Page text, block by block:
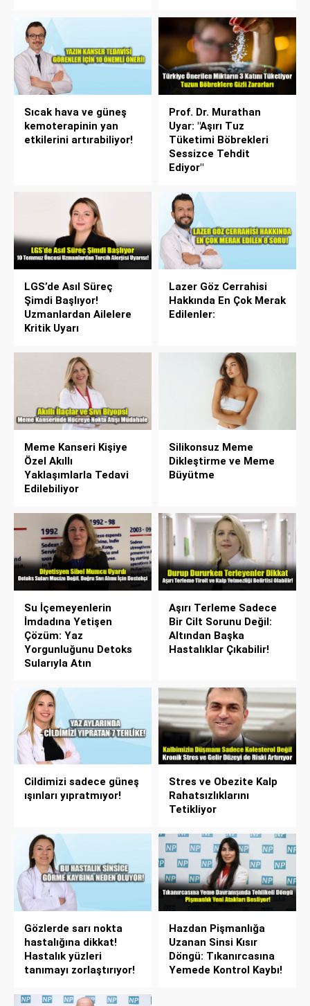
Sıcak hava ve güneş
kemoterapinin yan
etkilerini artırabiliyor!
Prof. Dr. Murathan
Uyar: "Aşırı Tuz
Tüketimi Böbrekleri
Sessizce Tehdit
Ediyor"
LGS’de Asıl Süreç
Şimdi Başlıyor!
Uzmanlardan Ailelere
Kritik Uyarı
Lazer Göz Cerrahisi
Hakkında En Çok Merak
Edilenler:
Meme Kanseri Kişiye
Özel Akıllı
Yaklaşımlarla Tedavi
Edilebiliyor
Silikonsuz Meme
Dikleştirme ve Meme
Büyütme
Su İçemeyenlerin
İmdadına Yetişen
Çözüm: Yaz
Yorgunluğunu Detoks
Sularıyla Atın
Aşırı Terleme Sadece
Bir Cilt Sorunu Değil:
Altından Başka
Hastalıklar Çıkabilir!
Cildimizi sadece güneş
ışınları yıpratmıyor!
Stres ve Obezite Kalp
Rahatsızlıklarını
Tetikliyor
Gözlerde sarı nokta
hastalığına dikkat!
Hastalık yüzleri
tanımayı zorlaştırıyor!
Hazdan Pişmanlığa
Uzanan Sinsi Kısır
Döngü: Tıkanırcasına
Yemede Kontrol Kaybı!